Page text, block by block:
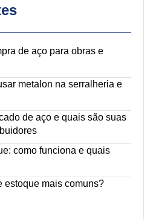
de aço para obras e
metalon na serralheria e
de aço e quais são suas
como funciona e quais
estoque mais comuns?